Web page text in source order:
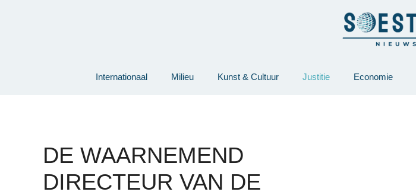
Internationaal Milieu Kunst & Cultuur Justitie Economie
DE WAARNEMEND
DIRECTEUR VAN DE